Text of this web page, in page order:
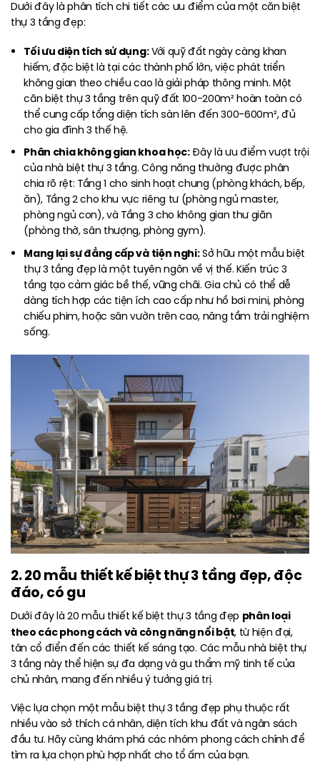
Dưới đây là phân tích chi tiết các ưu điểm của một căn biệt
thự 3 tầng đẹp:
Tối ưu diện tích sử dụng:Với quỹ đất ngày càng khan
hiếm, đặc biệt là tại các thành phố lớn, việc phát triển
không gian theo chiều cao là giải pháp thông minh. Một
căn biệt thự 3 tầng trên quỹ đất 100-200m² hoàn toàn có
thể cung cấp tổng diện tích sàn lên đến 300-600m², đủ
cho gia đình 3 thế hệ.
Phân chia không gian khoa học:Đây là ưu điểm vượt trội
của nhà biệt thự 3 tầng. Công năng thường được phân
chia rõ rệt: Tầng 1 cho sinh hoạt chung (phòng khách, bếp,
ăn), Tầng 2 cho khu vực riêng tư (phòng ngủ master,
phòng ngủ con), và Tầng 3 cho không gian thư giãn
(phòng thờ, sân thượng, phòng gym).
Mang lại sự đẳng cấp và tiện nghi:Sở hữu một mẫu biệt
thự 3 tầng đẹp là một tuyên ngôn về vị thế. Kiến trúc 3
tầng tạo cảm giác bề thế, vững chãi. Gia chủ có thể dễ
dàng tích hợp các tiện ích cao cấp như hồ bơi mini, phòng
chiếu phim, hoặc sân vườn trên cao, nâng tầm trải nghiệm
sống.
2. 20 mẫu thiết kế biệt thự 3 tầng đẹp, độc
đáo, có gu
Dưới đây là 20 mẫu thiết kế biệt thự 3 tầng đẹp phân loại
theo các phong cách và công năng nổi bật, từ hiện đại,
tân cổ điển đến các thiết kế sáng tạo. Các mẫu nhà biệt thự
3 tầng này thể hiện sự đa dạng và gu thẩm mỹ tinh tế của
chủ nhân, mang đến nhiều ý tưởng giá trị.
Việc lựa chọn một mẫu biệt thự 3 tầng đẹp phụ thuộc rất
nhiều vào sở thích cá nhân, diện tích khu đất và ngân sách
đầu tư. Hãy cùng khám phá các nhóm phong cách chính để
tìm ra lựa chọn phù hợp nhất cho tổ ấm của bạn.